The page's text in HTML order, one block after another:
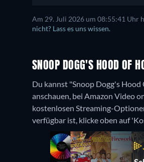
Am 29. Juli 2026 um 08:55:41 Uhr
nicht? Lass es uns wissen.
SNOOP DOGG'S HOOD OF
Du kannst "Snoop Dogg's
anschauen, bei Amazon Video
kostenlosen Streaming-
verfügbar ist, klicke oben auf